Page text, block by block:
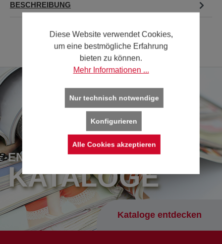
BESCHREIBUNG
ENTDECKEN SIE UNSERE
KATALOGE
Kataloge entdecken
Diese Website verwendet Cookies,
um eine bestmögliche Erfahrung
bieten zu können.
Mehr Informationen ...
Nur technisch notwendige
Konfigurieren
Alle Cookies akzeptieren